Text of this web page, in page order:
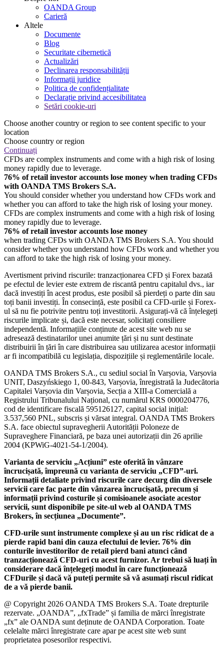
OANDA Group
Carieră
Altele
Documente
Blog
Securitate cibernetică
Actualizări
Declinarea responsabilității
Informații juridice
Politica de confidențialitate
Declarație privind accesibilitatea
Setări cookie-uri
Choose another country or region to see content specific to your
location
Choose country or region
Continuați
CFDs are complex instruments and come with a high risk of losing
money rapidly due to leverage.
76% of retail investor accounts lose money when trading CFDs
with OANDA TMS Brokers S.A.
You should consider whether you understand how CFDs work and
whether you can afford to take the high risk of losing your money.
CFDs are complex instruments and come with a high risk of losing
money rapidly due to leverage.
76% of retail investor accounts lose money
when trading CFDs with OANDA TMS Brokers S.A. You should
consider whether you understand how CFDs work and whether you
can afford to take the high risk of losing your money.
Avertisment privind riscurile: tranzacționarea CFD și Forex bazată
pe efectul de levier este extrem de riscantă pentru capitalul dvs., iar
dacă investiți în acest produs, este posibil să pierdeți o parte din sau
toți banii investiți. În consecință, este posibil ca CFD-urile și Forex-
ul să nu fie potrivite pentru toți investitorii. Asigurați-vă că înțelegeți
riscurile implicate și, dacă este necesar, solicitați consiliere
independentă. Informațiile conținute de acest site web nu se
adresează destinatarilor unei anumite țări și nu sunt destinate
distribuirii în țări în care distribuirea sau utilizarea acestor informații
ar fi incompatibilă cu legislația, dispozițiile și reglementările locale.
OANDA TMS Brokers S.A., cu sediul social în Varșovia, Varșovia
UNIT, Daszyńskiego 1, 00-843, Varșovia, înregistrată la Judecătoria
Capitalei Varșovia din Varșovia, Secția a XIII-a Comercială a
Registrului Tribunalului Național, cu numărul KRS 0000204776,
cod de identificare fiscală 595126127, capital social inițial:
3.537,560 PNL, subscris și vărsat integral. OANDA TMS Brokers
S.A. face obiectul supravegherii Autorității Poloneze de
Supraveghere Financiară, pe baza unei autorizații din 26 aprilie
2004 (KPWiG-4021-54-1/2004).
Varianta de serviciu „Acțiuni” este oferită în vânzare
încrucișată, împreună cu varianta de serviciu „CFD”-uri.
Informații detaliate privind riscurile care decurg din diversele
servicii care fac parte din vânzarea încrucișată, precum și
informații privind costurile și comisioanele asociate acestor
servicii, sunt disponibile pe site-ul web al OANDA TMS
Brokers, în secțiunea „Documente”.
CFD-urile sunt instrumente complexe și au un risc ridicat de a
pierde rapid bani din cauza efectului de levier. 76% din
conturile investitorilor de retail pierd bani atunci când
tranzacționează CFD-uri cu acest furnizor. Ar trebui să luați în
considerare dacă înțelegeți modul în care funcționează
CFDurile și dacă vă puteți permite să vă asumați riscul ridicat
de a vă pierde banii.
@ Copyright 2026 OANDA TMS Brokers S.A. Toate drepturile
rezervate. „OANDA”, „fxTrade” și familia de mărci înregistrate
„fx” ale OANDA sunt deținute de OANDA Corporation. Toate
celelalte mărci înregistrate care apar pe acest site web sunt
proprietatea posesorilor respectivi.